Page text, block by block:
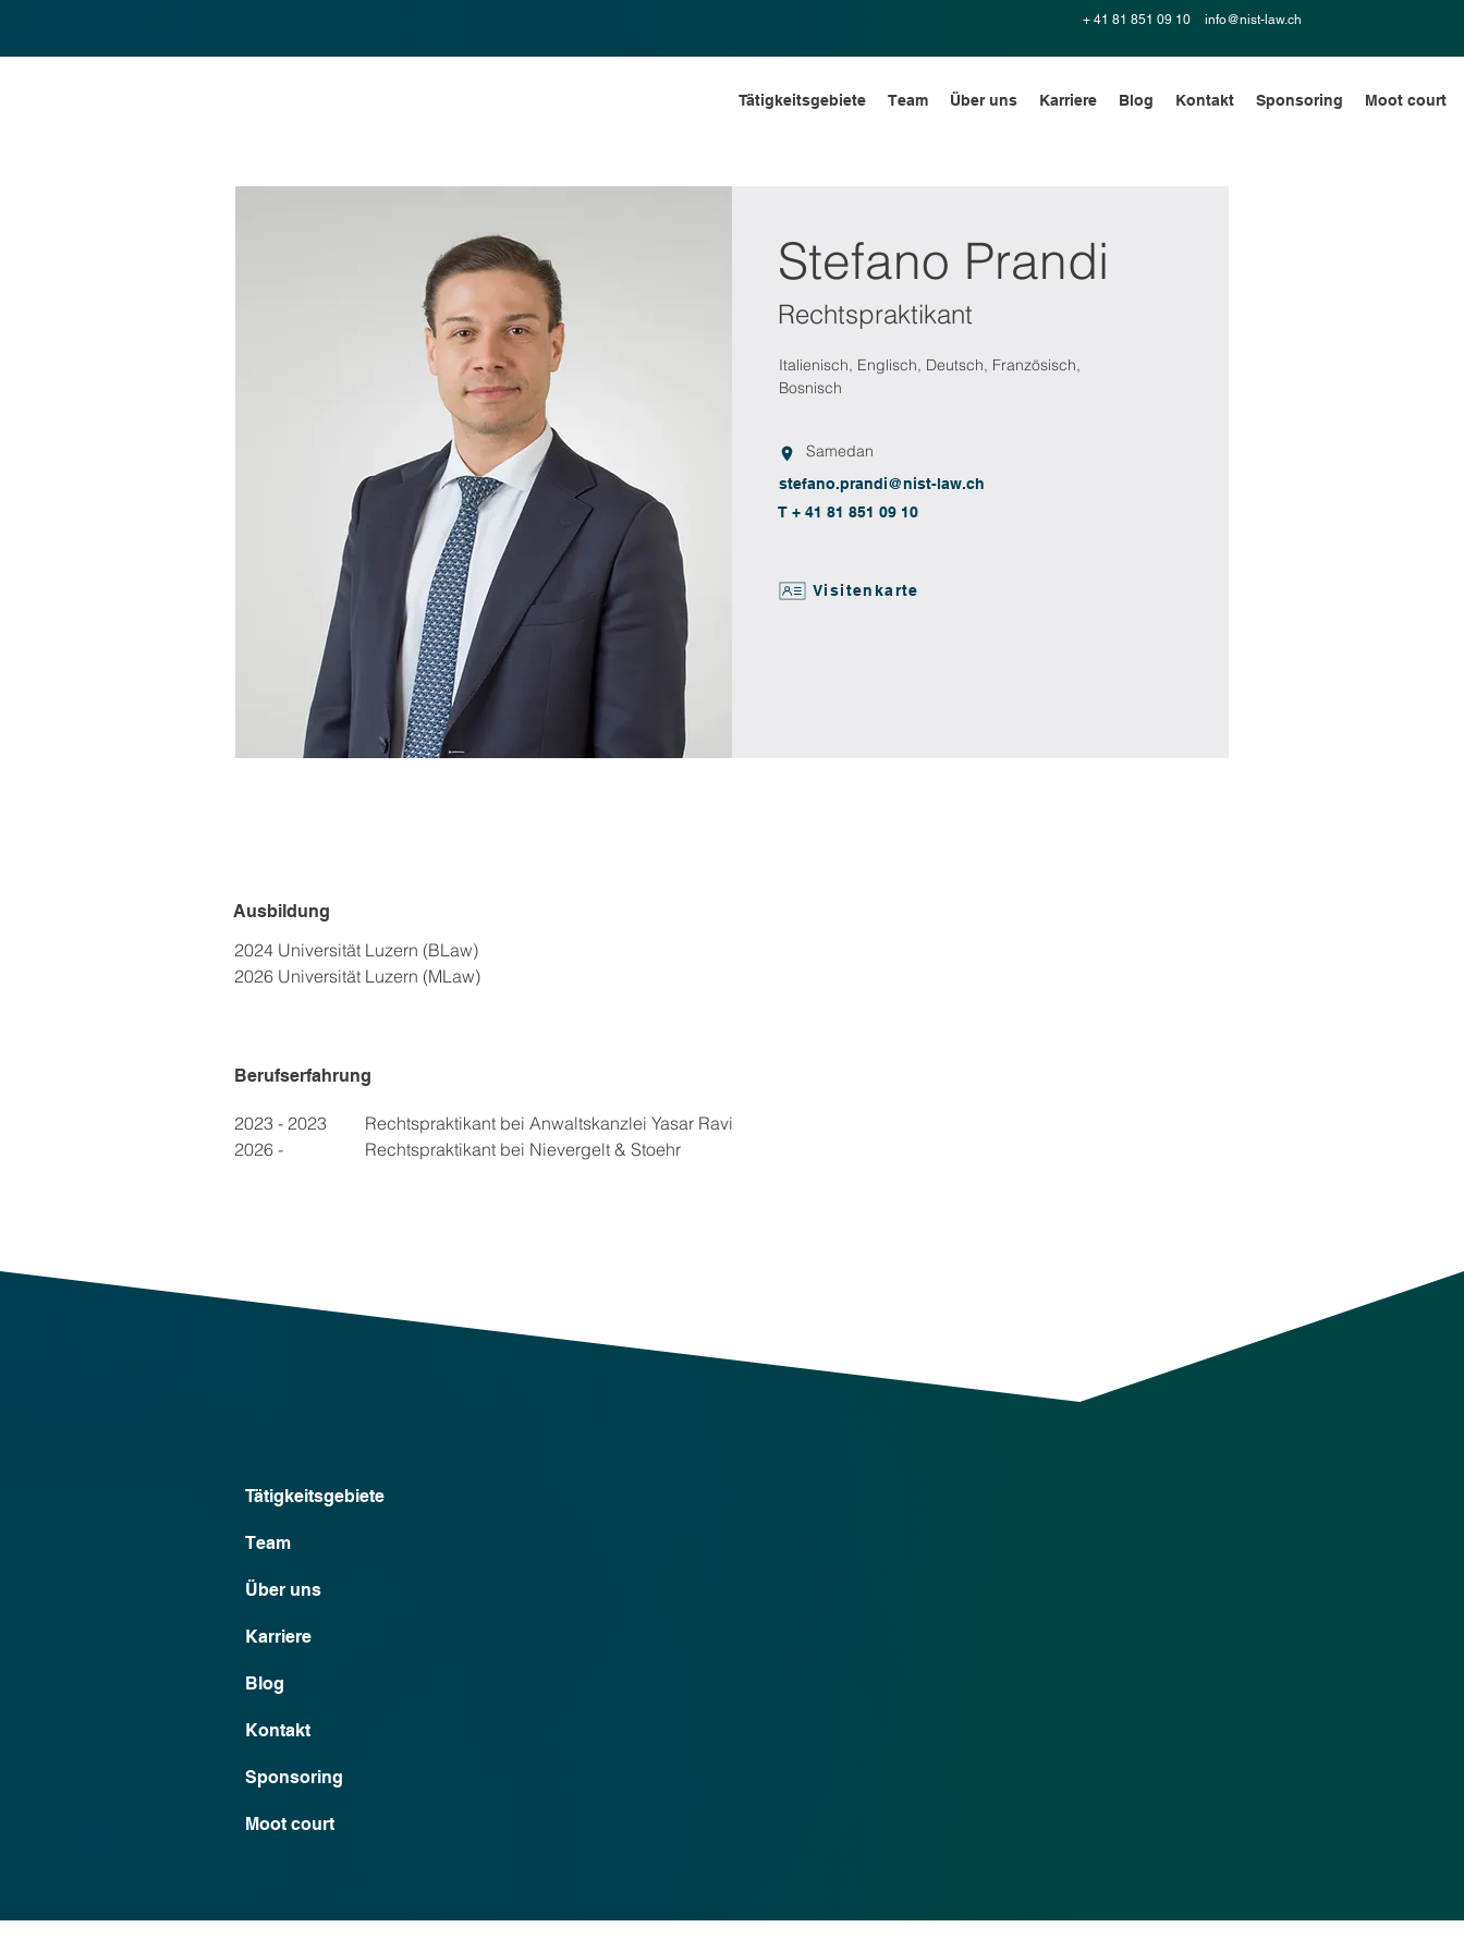
+ 41 81 851 09 10 info@nist-law.ch
Tätigkeitsgebiete Team Über uns Karriere Blog Kontakt Sponsoring Moot court
Stefano Prandi
Rechtspraktikant
Italienisch, Englisch, Deutsch, Französisch,
Bosnisch
Samedan
stefano.prandi@nist-law.ch
T + 41 81 851 09 10
Visitenkarte
Ausbildung
2024 Universität Luzern (BLaw)
2026 Universität Luzern (MLaw)
Berufserfahrung
Rechtspraktikant bei Anwaltskanzlei Yasar Ravi
2026 -
	Rechtspraktikant bei Nievergelt & Stoehr
Tätigkeitsgebiete
Team
Über uns
Karriere
Blog
Kontakt
Sponsoring
Moot court